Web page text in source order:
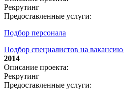
Рекрутинг
Предоставленные услуги:
Подбор персонала
Подбор специалистов на
2014
Описание проекта:
Рекрутинг
Предоставленные услуги: